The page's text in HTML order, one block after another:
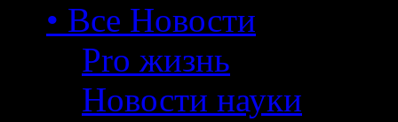
• Все Новости
Pro жизнь
Новости науки